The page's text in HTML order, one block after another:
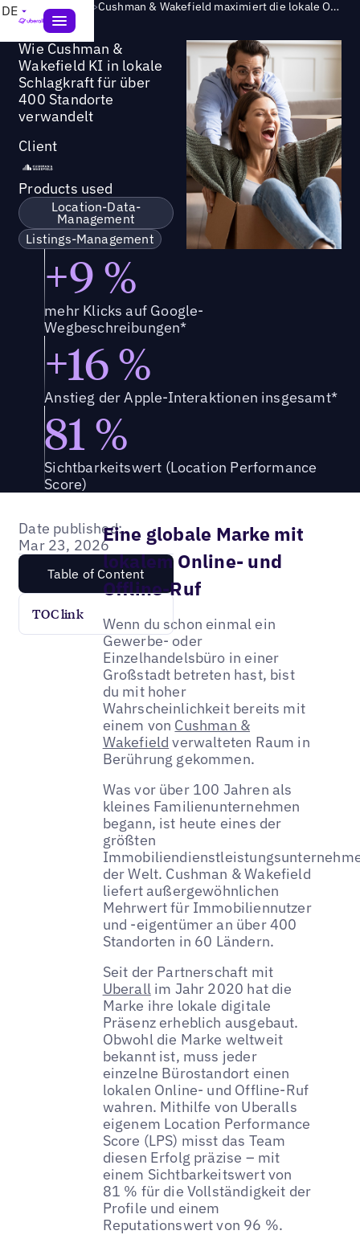
DE Success Story > Cushman & Wakefield maximiert die lokale Online-Sichtbarkeit für über 250 Geschäftsstandorte
Wie Cushman &
Wakefield KI in lokale
Schlagkraft für über
400 Standorte
verwandelt
Client
Products used
Location-Data-
Management
Listings-Management
+9 %
mehr Klicks auf Google-
Wegbeschreibungen*
+16 %
Anstieg der Apple-Interaktionen insgesamt*
81 %
Sichtbarkeitswert (Location Performance
Score)
Date published:
Mar 23, 2026
Table of Content
TOC link
Eine globale Marke mit
lokalem Online- und
Offline-Ruf
Wenn du schon einmal ein
Gewerbe- oder
Einzelhandelsbüro in einer
Großstadt betreten hast, bist
du mit hoher
Wahrscheinlichkeit bereits mit
einem von Cushman &
Wakefield verwalteten Raum in
Berührung gekommen.
Was vor über 100 Jahren als
kleines Familienunternehmen
begann, ist heute eines der
größten
der Welt. Cushman & Wakefield
liefert außergewöhnlichen
Mehrwert für Immobiliennutzer
und -eigentümer an über 400
Standorten in 60 Ländern.
Seit der Partnerschaft mit
Uberall im Jahr 2020 hat die
Marke ihre lokale digitale
Präsenz erheblich ausgebaut.
Obwohl die Marke weltweit
bekannt ist, muss jeder
einzelne Bürostandort einen
lokalen Online- und Offline-Ruf
wahren. Mithilfe von Uberalls
eigenem Location Performance
Score (LPS) misst das Team
diesen Erfolg präzise – mit
einem Sichtbarkeitswert von
81 % für die Vollständigkeit der
Profile und einem
Reputationswert von 96 %.